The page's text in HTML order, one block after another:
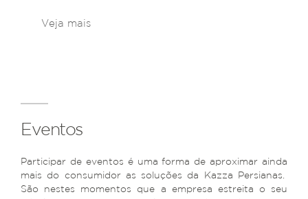
Veja mais
Eventos
Participar de eventos é uma forma de aproximar ainda
mais do consumidor as soluções da Kazza Persianas.
São nestes momentos que a empresa estreita o seu